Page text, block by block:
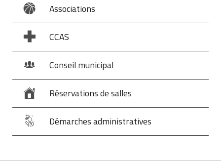
Associations
CCAS
Conseil municipal
Réservations de salles
Démarches administratives